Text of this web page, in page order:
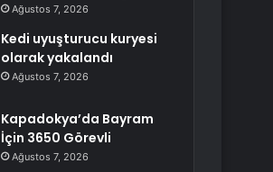
Ağustos 7, 2026
Kedi uyuşturucu kuryesi
olarak yakalandı
Ağustos 7, 2026
Kapadokya’da Bayram
İçin 3650 Görevli
Ağustos 7, 2026